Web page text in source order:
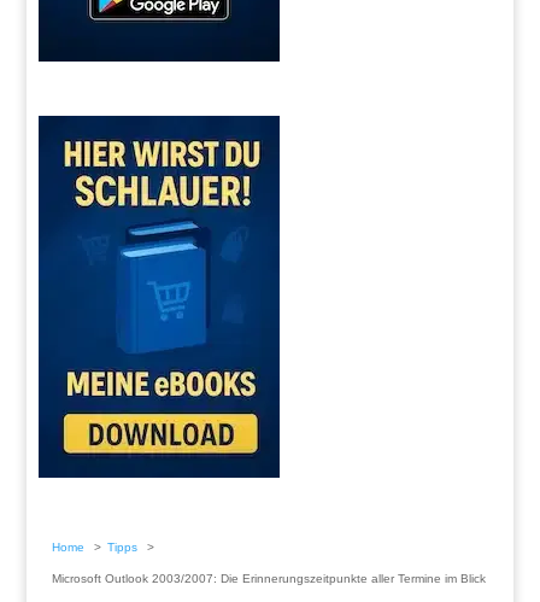
Home Tipps
Microsoft Outlook 2003/2007: Die Erinnerungszeitpunkte aller Termine im Blick